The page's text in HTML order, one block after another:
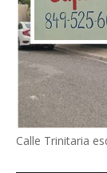
Calle Trinitaria